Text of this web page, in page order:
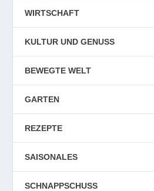
WIRTSCHAFT
KULTUR UND GENUSS
BEWEGTE WELT
GARTEN
REZEPTE
SAISONALES
SCHNAPPSCHUSS